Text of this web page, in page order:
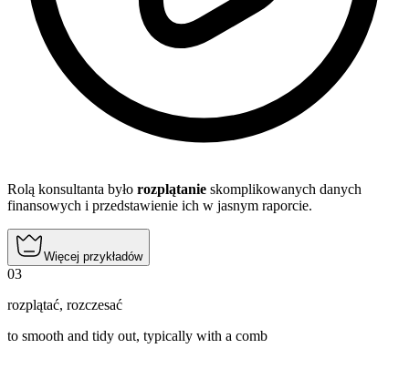
Rolą konsultanta było rozplątanie skomplikowanych danych
finansowych i przedstawienie ich w jasnym raporcie.
Więcej przykładów
03
rozplątać, rozczesać
to smooth and tidy out, typically with a comb